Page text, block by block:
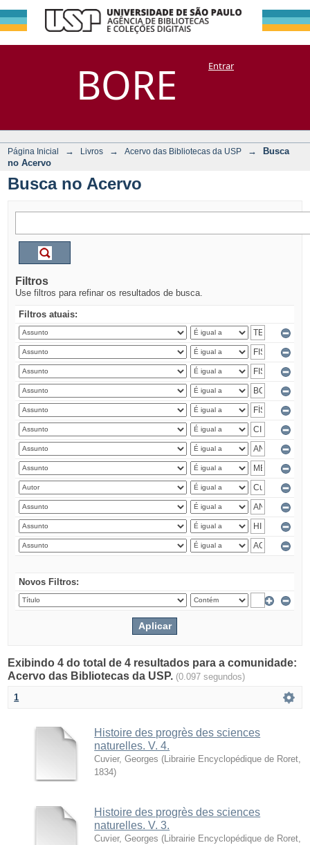
BORE
Busca no Acervo
DSpace/Manakin + CoriscoEntrar
Página Inicial → Livros → Acervo das Bibliotecas da USP →
Busca
no Acervo
Busca no Acervo
Filtros
Use filtros para refinar os resultados de busca.
Filtros atuais:
Novos Filtros:
Exibindo 4 do total de 4 resultados para a comunidade:
Acervo das Bibliotecas da USP. (0.097 segundos)
1
Histoire des progrès des sciences
naturelles. V. 4.
Cuvier, Georges ( Librairie Encyclopédique de Roret
1834)
Histoire des progrès des sciences
naturelles. V. 3.
Cuvier, Georges ( Librairie Encyclopédique de Roret